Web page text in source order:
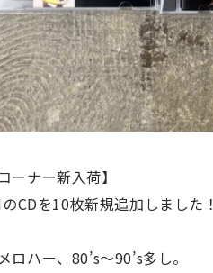
ーナー新入荷】
CDを10枚新規追加しました！
ロハー、80’s～90’s多し。